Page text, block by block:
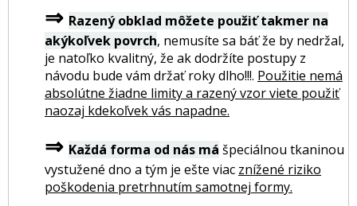
⇒ Razený obklad môžete použiť takmer na
akýkoľvek povrch, nemusíte sa báť že by nedržal,
je natoľko kvalitný, že ak dodržíte postupy z
návodu bude vám držať roky dlho!!!. Použitie nemá
absolútne žiadne limity a razený vzor viete použiť
naozaj kdekoľvek vás napadne.
⇒ Každá forma od nás má špeciálnou tkaninou
vystužené dno a tým je ešte viac znížené riziko
poškodenia pretrhnutím samotnej formy.